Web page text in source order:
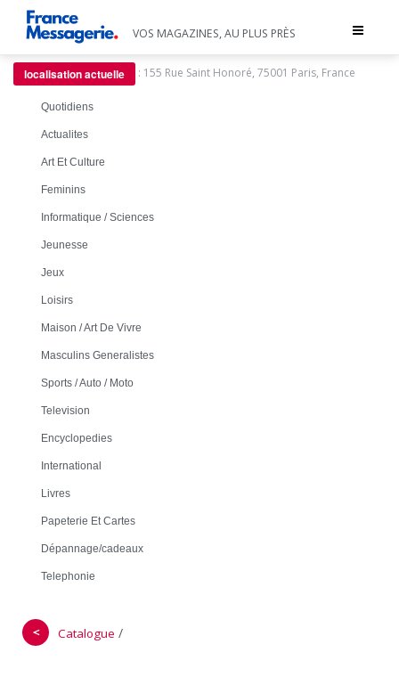
Toggle
VOS MAGAZINES, AU PLUS PRÈS
localisation actuelle : 155 Rue Saint Honoré, 75001 Paris, France
Quotidiens
Actualites
Art Et Culture
Feminins
Informatique / Sciences
Jeunesse
Jeux
Loisirs
Maison / Art De Vivre
Masculins Generalistes
Sports / Auto / Moto
Television
Encyclopedies
International
Livres
Papeterie Et Cartes
Dépannage/cadeaux
Telephonie
＜ Catalogue /